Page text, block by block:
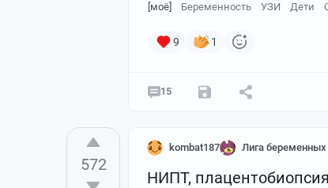
[моё] Беременность УЗИ Дети
9 1
15
572
kombat187 Лига беременных
НИПТ,